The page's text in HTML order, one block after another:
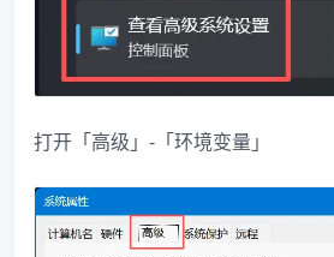
打开「高级」-「环境变量」